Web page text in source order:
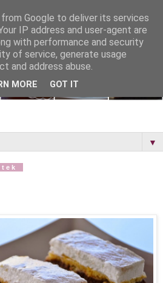
▼
Google to deliver its services
IP address and user-agent are
with performance and security
of service, generate usage
and address abuse.
MORE GOT IT